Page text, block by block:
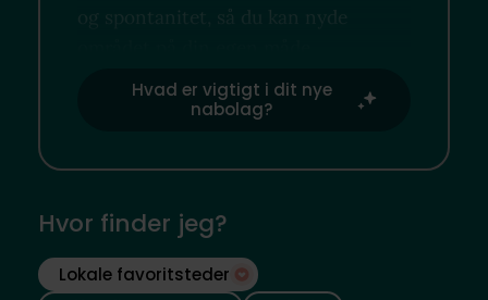
og spontanitet, så du kan nyde
Hvad er vigtigt i dit nye
nabolag?
Hvor finder jeg?
Lokale favoritsteder